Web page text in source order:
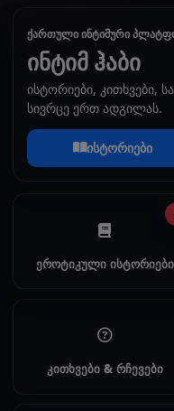
ქართული ინტიმური
ინტიმ ჰაბი
ისტორიები, კითხვები,
სივრცე ერთ ადგილას.
ისტორიები
ეროტიკული ისტორიები
კითხვები & რჩევები